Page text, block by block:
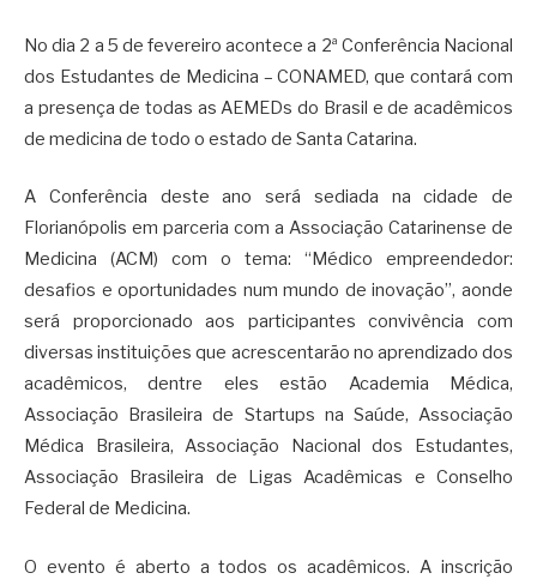
No dia 2 a 5 de fevereiro acontece a 2ª Conferência Nacional
dos Estudantes de Medicina – CONAMED, que contará com
a presença de todas as AEMEDs do Brasil e de acadêmicos
de medicina de todo o estado de Santa Catarina.
A Conferência deste ano será sediada na cidade de
Florianópolis em parceria com a Associação Catarinense de
Medicina (ACM) com o tema: “Médico empreendedor:
desafios e oportunidades num mundo de inovação”, aonde
será proporcionado aos participantes convivência com
diversas instituições que acrescentarão no aprendizado dos
acadêmicos, dentre eles estão Academia Médica,
Associação Brasileira de Startups na Saúde, Associação
Médica Brasileira, Associação Nacional dos Estudantes,
Associação Brasileira de Ligas Acadêmicas e Conselho
Federal de Medicina.
O evento é aberto a todos os acadêmicos. A inscrição